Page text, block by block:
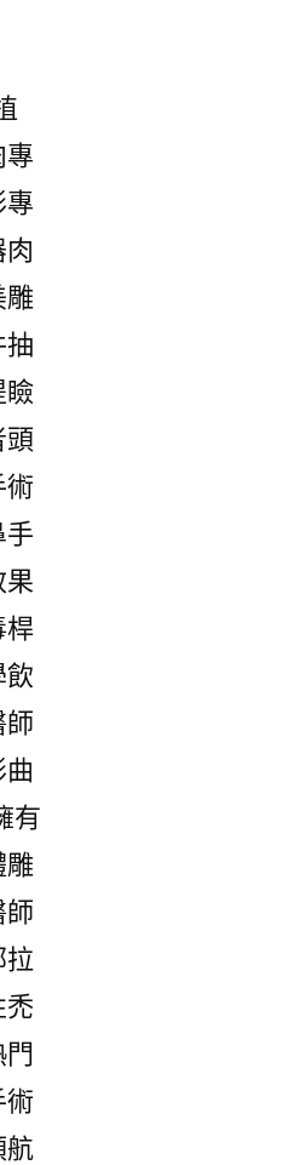
專
專
雕
抽
瞼
頭
術
手
果
桿
飲
師
有
雕
師
拉
禿
術
航